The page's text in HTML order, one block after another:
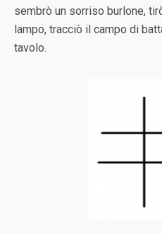
sembrò un sorriso burlone,
lampo, tracciò il campo di
tavolo.